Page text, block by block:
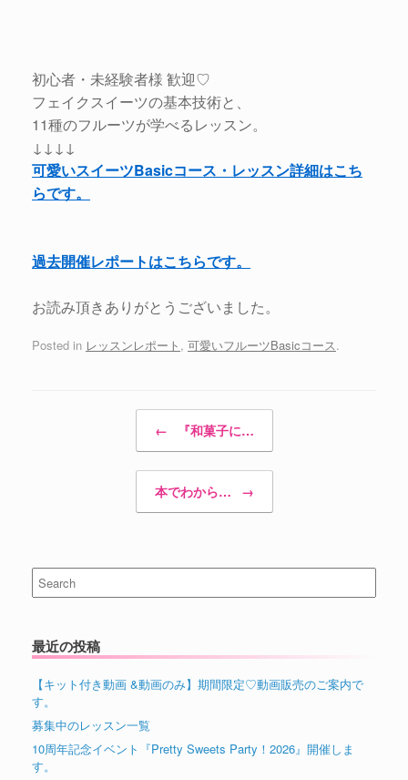
初心者・未経験者様 歓迎♡
フェイクスイーツの基本技術と、
11種のフルーツが学べるレッスン。
↓↓↓↓
可愛いスイーツBasicコース・レッスン詳細はこち
らです。
過去開催レポートはこちらです。
お読み頂きありがとうございました。
Posted in レッスンレポート , 可愛いフルーツBasicコース.
← 『和菓子に…
本でわから… →
Search
for:
最近の投稿
【キット付き動画 &動画のみ】期間限定♡動画販売のご案内で
す。
募集中のレッスン一覧
10周年記念イベント『Pretty Sweets Party！2026』開催しま
す。